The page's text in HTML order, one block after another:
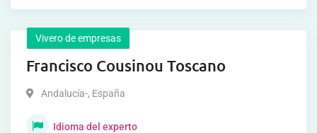
Vivero de empresas
Francisco Cousinou Toscano
Andalucía-, España
Idioma del experto